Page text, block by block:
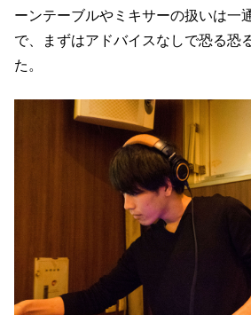
ーンテーブルやミキサーの扱いは一
で、まずはアドバイスなしで恐る恐
た。